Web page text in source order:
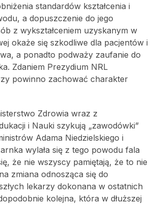
standardów kształcenia i
a dopuszczenie do jego
z wykształceniem uzyskanym w
okaże się szkodliwe dla pacjentów i
a ponadto podważy zaufanie do
Zdaniem Prezydium NRL
powinno zachować charakter
Zdrowia wraz z
i Nauki szykują „zawodówki”
Adama Niedzielskiego i
wylała się z tego powodu fala
że nie wszyscy pamiętają, że to nie
zmiana odnosząca się do
lekarzy dokonana w ostatnich
kolejna, która w dłuższej